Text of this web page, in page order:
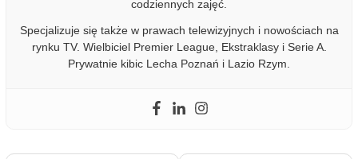
codziennych zajęć.
Specjalizuje się także w prawach telewizyjnych i nowościach na
rynku TV. Wielbiciel Premier League, Ekstraklasy i Serie A.
Prywatnie kibic Lecha Poznań i Lazio Rzym.